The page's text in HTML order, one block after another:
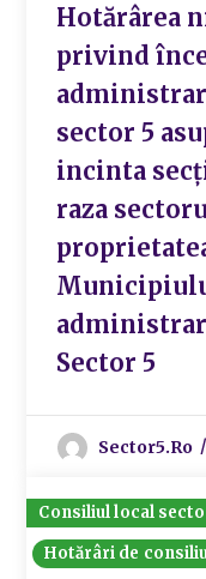
Hotărârea
privind
sector 5
incinta
raza
Sector 5
Sector5.ro
Consiliul local
Hotărâri de